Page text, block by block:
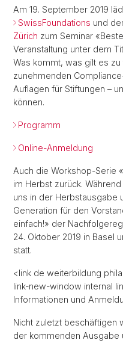
Am 19. September 2019
SwissFoundations und
Zürich zum Seminar
Veranstaltung unter dem
Was kommt, was gilt es
zunehmenden
Auflagen für Stiftungen –
können.
Programm
Online-Anmeldung
Auch die Workshop-Serie «
im Herbst zurück.
uns in der Herbstausgabe
Generation für den
einfach!» der
24. Oktober 2019 in Basel
statt.
<link de weiterbildung
link-new-window internal
Informationen und
Nicht zuletzt beschäftigen
der kommenden Ausgabe